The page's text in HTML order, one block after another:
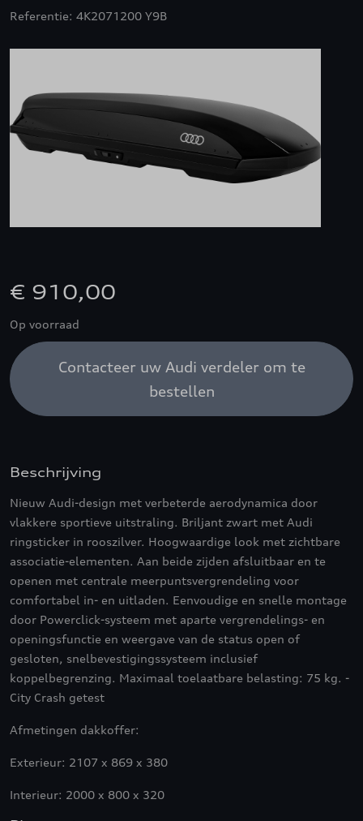
Referentie: 4K2071200 Y9B
€ 910,00
Op voorraad
Contacteer uw Audi verdeler om te
bestellen
Beschrijving
Nieuw Audi-design met verbeterde aerodynamica door
vlakkere sportieve uitstraling. Briljant zwart met Audi
ringsticker in rooszilver. Hoogwaardige look met zichtbare
associatie-elementen. Aan beide zijden afsluitbaar en te
openen met centrale meerpuntsvergrendeling voor
comfortabel in- en uitladen. Eenvoudige en snelle montage
door Powerclick-systeem met aparte vergrendelings- en
openingsfunctie en weergave van de status open of
gesloten, snelbevestigingssysteem inclusief
koppelbegrenzing. Maximaal toelaatbare belasting: 75 kg. -
City Crash getest
Afmetingen dakkoffer:
Exterieur: 2107 x 869 x 380
Interieur: 2000 x 800 x 320